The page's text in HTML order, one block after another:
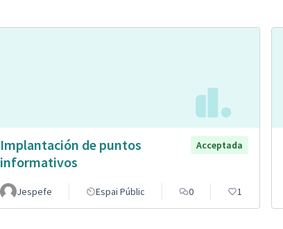
Implantación de puntos
informativos
Acceptada
Jespefe Espai Públic 0 1